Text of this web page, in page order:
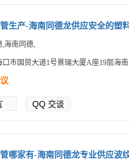
生产-海南同德龙供应安全的塑
,海南同德,
口市国贸大道1号景瑞大厦A座19层海
QQ 交谈
哪家有-海南同德龙专业供应波